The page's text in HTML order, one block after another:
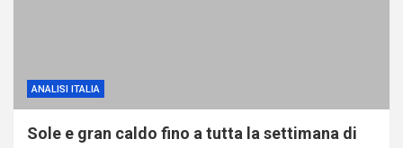
ANALISI ITALIA
Sole e gran caldo fino a tutta la settimana di